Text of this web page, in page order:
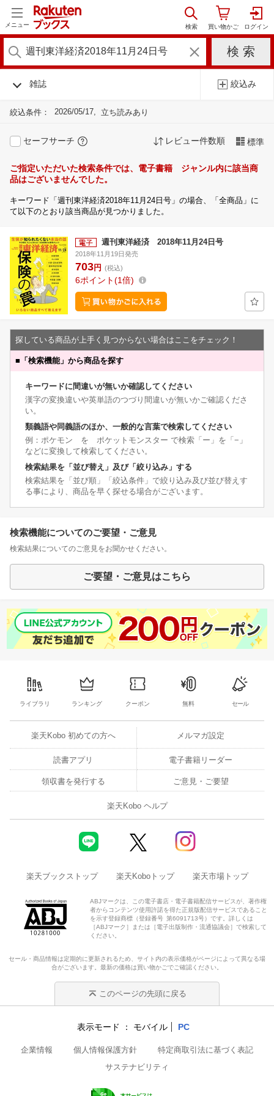
メニュー
雑誌 絞込み
絞込条件： 2026/05/17 立ち読みあり
セーフサーチ レビュー件数順 標準
ご指定いただいた検索条件では、電子書籍 ジャンル内に該当商
品はございませんでした。
キーワード「週刊東洋経済2018年11月24日号」の場合、「全商品」に
て以下のとおり該当商品が見つかりました。
週刊東洋経済 2018年11月24日号
2018年11月19日発売
703円 (税込)
6ポイント 1倍
探している商品が上手く見つからない場合はここをチェック！
■ 「検索機能」から商品を探す
キーワードに間違いが無いか確認してください
漢字の変換違いや英単語のつづり間違いが無いかご確認くださ
い。
類義語や同義語のほか、一般的な言葉で検索してください
例：ポケモン を ポケットモンスター で検索「ー」を「−」
などに変換して検索してください。
検索結果を「並び替え」及び「絞り込み」する
検索結果を「並び順」「絞込条件」で絞り込み及び並び替えす
る事により、商品を早く探せる場合がございます。
検索機能についてのご要望・ご意見
検索結果についてのご意見をお聞かせください。
ご要望・ご意見はこちら
ライブラリ ランキング クーポン 無料 セール
楽天Kobo 初めての方へ メルマガ設定
読書アプリ 電子書籍リーダー
領収書を発行する ご意見・ご要望
楽天Kobo ヘルプ
楽天ブックストップ 楽天Koboトップ 楽天市場トップ
ABJマークは、この電子書店・電子書籍配信サービスが、著作権
者からコンテンツ使用許諾を得た正規版配信サービスであること
を示す登録商標（登録番号 第6091713号）です。詳しくは
［ABJマーク］または［電子出版制作・流通協議会］で検索して
ください。
セール・商品情報は定期的に更新されるため、サイト内の表示価格がページによって異なる場
合がございます。最新の価格は買い物かごでご確認ください。
このページの先頭に戻る
表示モード モバイル PC
企業情報 個人情報保護方針
特定商取引法に基づく表記
サステナビリティ